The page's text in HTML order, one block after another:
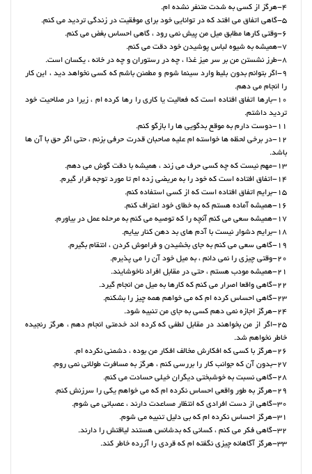
4-هرگز از کسی به شدت متنفر نشده ام.
5-گاهی اتفاق می افتد که در توانایی خود برای موفقیت در زندگی تردید می کنم.
6-وقتی کارها مطابق میل من پیش نمی رود ، گاهی احساس بغض می کنم.
7-همیشه به شیوه لباس پوشیدن خود دقت می کنم.
8-طرز نشستن من بر سر میز غذا ، چه در رستوران و چه در خانه ، یکسان است.
9-اگر بتوانم بدون بلیط وارد سینما شوم و مطمئن باشم که کسی نخواهد دید ، این کار
را انجام می دهم.
10-بارها اتفاق افتاده است که فعالیت یا کاری را رها کرده ام ، زیرا در صلاحیت خود
تردید داشتم.
11-دوست دارم به موقع بدگویی ها را بازگو کنم.
12-در برخی لحظه ها خواسته ام علیه صاحبان قدرت حرفی بزنم ، حتی اگر حق با آن ها
باشد.
13-مهم نیست که چه کسی حرف می زند ، همیشه با دقت گوش می دهم.
14-اتفاق افتاده است که خود را به مریضی زده ام تا مورد توجه قرار گیرم.
15-برایم اتفاق افتاده است که از کسی استفاده کنم.
16-همیشه آماده هستم که به خطای خود اعتراف کنم.
17-همیشه سعی می کنم آنچه را که توصیه می کنم به مرحله عمل در بیاورم.
18-برایم دشوار نیست با آدم های بد دهن کنار بیایم.
19-گاهی سعی می کنم به جای بخشیدن و فراموش کردن ، انتقام بگیرم.
20-وقتی چیزی را نمی دانم ، به میل خود آن را می پذیرم.
21-همیشه مودب هستم ، حتی در مقابل افراد ناخوشایند.
22-گاهی واقعا اصرار می کنم که کارها به میل من انجام گیرد.
23-گاهی احساس کرده ام که می خواهم همه چیز را بشکنم.
24-هرگز اجازه نمی دهم کسی به جای من تنبیه شود.
25-اگر از من بخواهند در مقابل لطفی که کرده اند خدمتی انجام دهم ، هرگز رنجیده
خاطر نخواهم شد.
26-هرگز با کسی که افکارش مخالف افکار من بوده ، دشمنی نکرده ام.
27-بدون آن که جوانب کار را بررسی کنم ، هرگز به مسافرت طولانی نمی روم.
28-گاهی نسبت به خوشبختی دیگران خیلی حسادت می کنم.
29-هرگز به طور واقعی احساس نکرده ام که می خواهم یکی را سرزنش کنم.
30-گاهی از دست افرادی که انتظار مساعدت دارند ، عصبانی می شوم.
31-هرگز احساس نکرده ام که بی دلیل تنبیه می شوم.
32-گاهی فکر می کنم ، کسانی که بدشانس هستند لیاقتش را دارند.
33-هرگز آگاهانه چیزی نگفته ام که قردی را آزرده خاطر کند.